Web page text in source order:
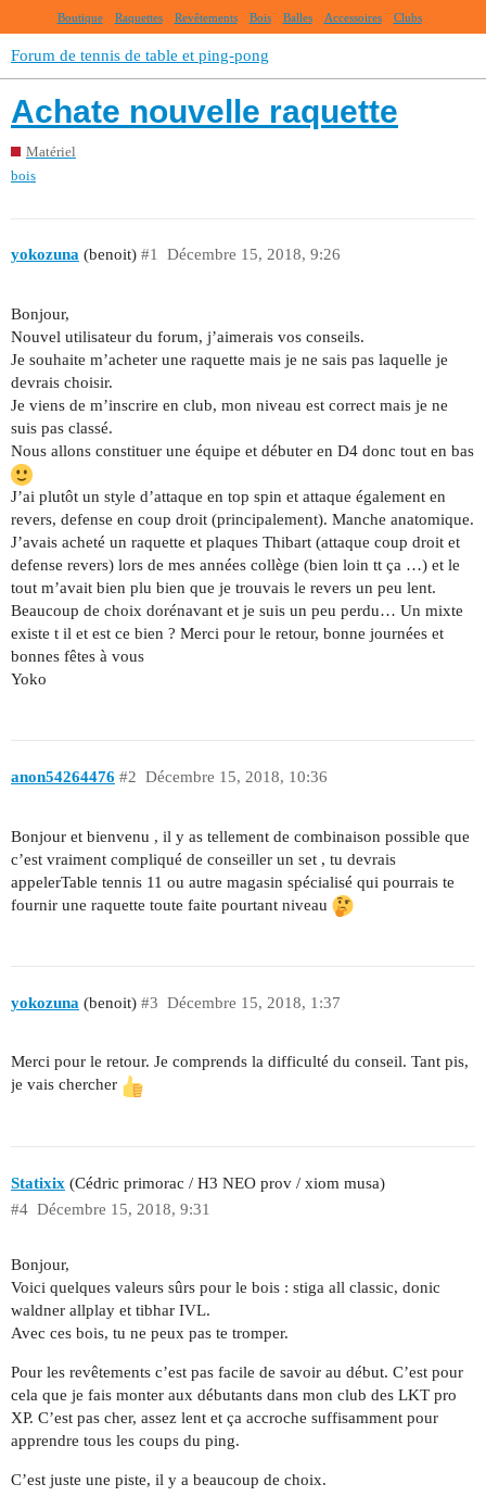
Boutique Raquettes Revêtements Bois Balles Accessoires Clubs
Forum de tennis de table et ping-pong
Achate nouvelle raquette
Matériel
bois
yokozuna (benoit) Décembre 15, 2018, 9:26
#1
Bonjour,
Nouvel utilisateur du forum, j’aimerais vos conseils.
Je souhaite m’acheter une raquette mais je ne sais pas laquelle je
devrais choisir.
Je viens de m’inscrire en club, mon niveau est correct mais je ne
suis pas classé.
Nous allons constituer une équipe et débuter en D4 donc tout en bas
J’ai plutôt un style d’attaque en top spin et attaque également en
revers, defense en coup droit (principalement). Manche anatomique.
J’avais acheté un raquette et plaques Thibart (attaque coup droit et
defense revers) lors de mes années collège (bien loin tt ça …) et le
tout m’avait bien plu bien que je trouvais le revers un peu lent.
Beaucoup de choix dorénavant et je suis un peu perdu… Un mixte
existe t il et est ce bien ? Merci pour le retour, bonne journées et
bonnes fêtes à vous
Yoko
anon54264476 Décembre 15, 2018, 10:36
#2
Bonjour et bienvenu , il y as tellement de combinaison possible que
c’est vraiment compliqué de conseiller un set , tu devrais
appelerTable tennis 11 ou autre magasin spécialisé qui pourrais te
fournir une raquette toute faite pourtant niveau
yokozuna (benoit) Décembre 15, 2018, 1:37
#3
Merci pour le retour. Je comprends la difficulté du conseil. Tant pis,
je vais chercher
Statixix (Cédric primorac / H3 NEO prov / xiom musa)
Décembre 15, 2018, 9:31
#4
Bonjour,
Voici quelques valeurs sûrs pour le bois : stiga all classic, donic
waldner allplay et tibhar IVL.
Avec ces bois, tu ne peux pas te tromper.
Pour les revêtements c’est pas facile de savoir au début. C’est pour
cela que je fais monter aux débutants dans mon club des LKT pro
XP. C’est pas cher, assez lent et ça accroche suffisamment pour
apprendre tous les coups du ping.
C’est juste une piste, il y a beaucoup de choix.